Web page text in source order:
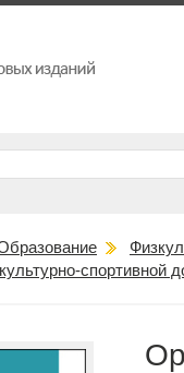
спортивной